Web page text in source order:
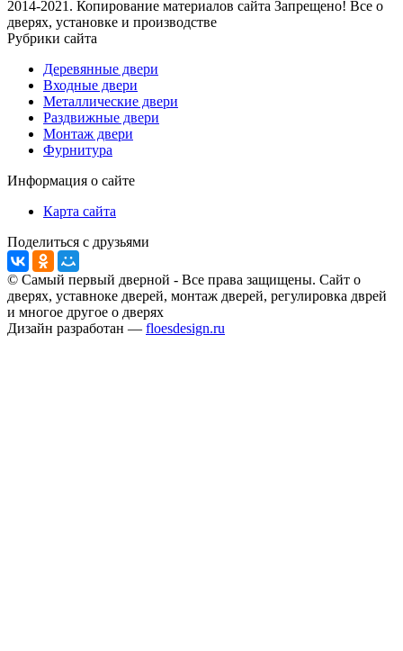
2014-2021. Копирование материалов сайта Запрещено! Все о
дверях, установке и производстве
Рубрики сайта
Деревянные двери
Входные двери
Металлические двери
Раздвижные двери
Монтаж двери
Фурнитура
Информация о сайте
Карта сайта
Поделиться с друзьями
© Самый первый дверной - Все права защищены. Сайт о
дверях, уставноке дверей, монтаж дверей, регулировка дврей
и многое другое о дверях
Дизайн разработан — floesdesign.ru